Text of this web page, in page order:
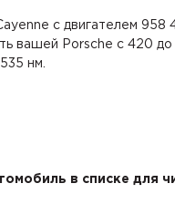
с двигателем 958
вашей Porsche с 420 до
нм.
в списке для